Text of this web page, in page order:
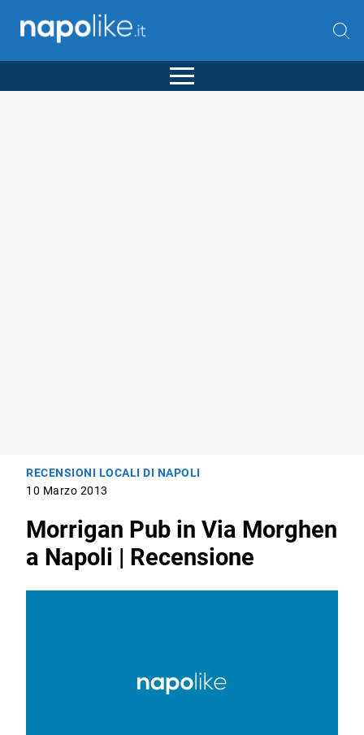
RECENSIONI LOCALI DI NAPOLI
10 Marzo 2013
Morrigan Pub in Via Morghen
a Napoli | Recensione